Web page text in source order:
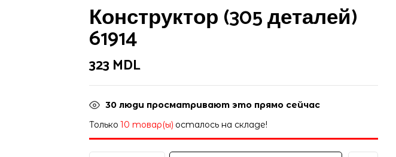
Конструктор (305 деталей)
61914
323 MDL
30 люди просматривают это прямо сейчас
Только 10 товар(ы) осталось на складе!